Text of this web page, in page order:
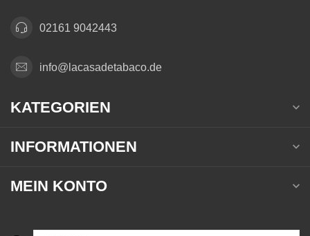
02161 9042443
info@lacasadetabaco.de
KATEGORIEN
INFORMATIONEN
MEIN KONTO